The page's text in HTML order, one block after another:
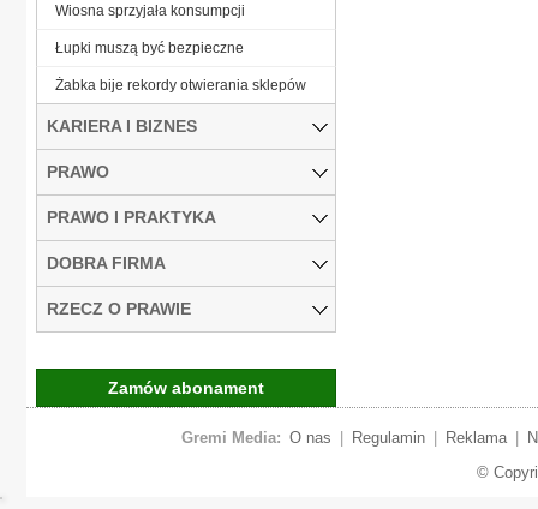
Wiosna sprzyjała konsumpcji
Łupki muszą być bezpieczne
Żabka bije rekordy otwierania sklepów
KARIERA I BIZNES
PRAWO
PRAWO I PRAKTYKA
DOBRA FIRMA
RZECZ O PRAWIE
Zamów abonament
Gremi Media: O nas Regulamin Reklama
©